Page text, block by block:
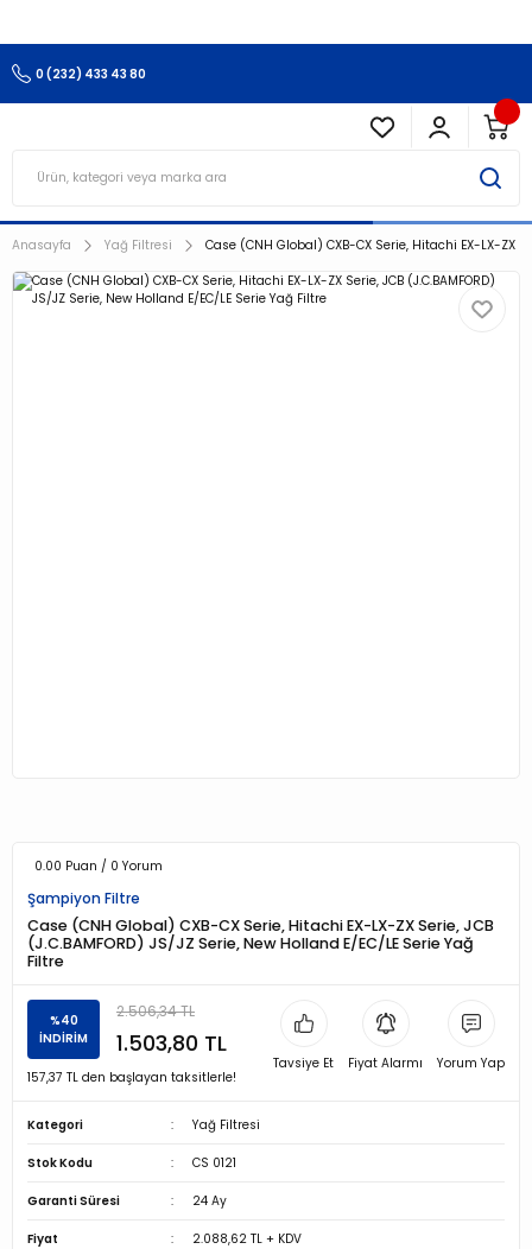
0 (232) 433 43 80
Anasayfa Yağ Filtresi Case (CNH Global) CXB-CX Serie, Hitachi EX-LX-ZX
0.00 Puan / 0 Yorum
Şampiyon Filtre
Case (CNH Global) CXB-CX Serie, Hitachi EX-LX-ZX Serie, JCB
(J.C.BAMFORD) JS/JZ Serie, New Holland E/EC/LE Serie Yağ
Filtre
%40
İNDİRİM
2.506,34 TL
1.503,80 TL
157,37 TL den başlayan taksitlerle!
Tavsiye Et Fiyat Alarmı Yorum Yap
Kategori Yağ Filtresi
Stok Kodu CS 0121
Garanti Süresi 24 Ay
Fiyat 2.088,62 TL + KDV